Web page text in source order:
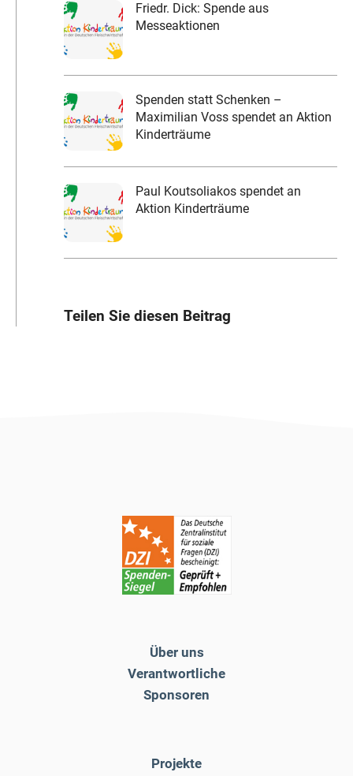
Friedr. Dick: Spende aus
Messeaktionen
Spenden statt Schenken –
Maximilian Voss spendet an Aktion
Kinderträume
Paul Koutsoliakos spendet an
Aktion Kinderträume
Teilen Sie diesen Beitrag
Über uns
Verantwortliche
Sponsoren
Projekte